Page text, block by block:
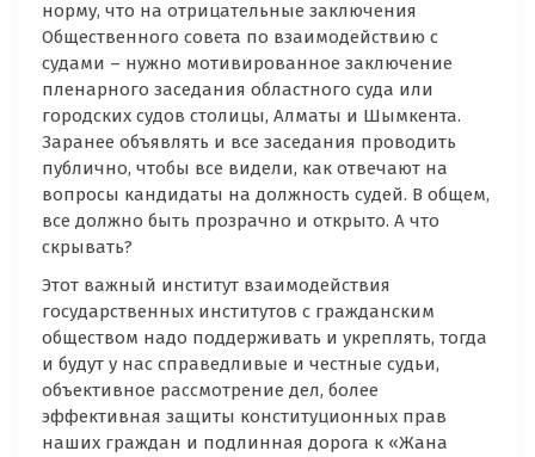
норму, что на отрицательные заключения
Общественного совета по взаимодействию с
судами – нужно мотивированное заключение
пленарного заседания областного суда или
городских судов столицы, Алматы и Шымкента.
Заранее объявлять и все заседания проводить
публично, чтобы все видели, как отвечают на
вопросы кандидаты на должность судей. В общем,
все должно быть прозрачно и открыто. А что
скрывать?
Этот важный институт взаимодействия
государственных институтов с гражданским
обществом надо поддерживать и укреплять, тогда
и будут у нас справедливые и честные судьи,
объективное рассмотрение дел, более
эффективная защиты конституционных прав
наших граждан и подлинная дорога к «Жана